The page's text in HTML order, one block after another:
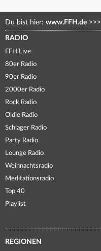
Du bist hier: www.FFH.de >>>
RADIO
FFH Live
80er Radio
90er Radio
2000er Radio
Rock Radio
Oldie Radio
Schlager Radio
Party Radio
Lounge Radio
Weihnachtsradio
Meditationsradio
Top 40
Playlist
REGIONEN